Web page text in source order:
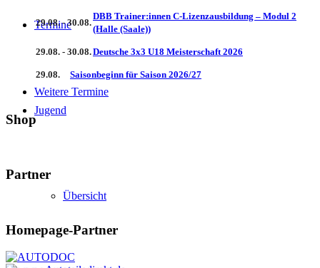
Termine
Jugend
Übersicht
29.08. - 30.08.
DBB Trainer:innen C-Lizenzausbildung – Modul 2
(Halle (Saale))
29.08. - 30.08.Deutsche 3x3 U18 Meisterschaft 2026
29.08. Saisonbeginn für Saison 2026/27
Weitere Termine
Shop
Partner
Homepage-Partner